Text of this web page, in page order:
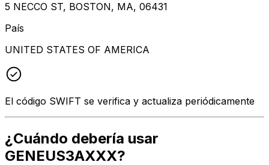
5 NECCO ST, BOSTON, MA, 06431
País
UNITED STATES OF AMERICA
El código SWIFT se verifica y actualiza periódicamente
¿Cuándo debería usar
GENEUS3AXXX?